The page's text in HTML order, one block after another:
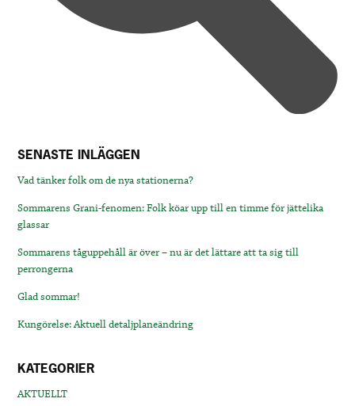
SENASTE INLÄGGEN
Vad tänker folk om de nya stationerna?
Sommarens Grani-fenomen: Folk köar upp till en timme för jättelika
glassar
Sommarens tåguppehåll är över – nu är det lättare att ta sig till
perrongerna
Glad sommar!
Kungörelse: Aktuell detaljplaneändring
KATEGORIER
AKTUELLT